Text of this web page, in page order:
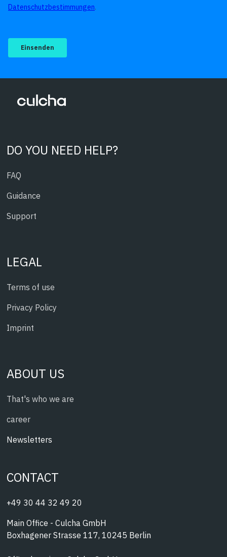
DO YOU NEED HELP?
FAQ
Guidance
Support
LEGAL
Terms of use
Privacy Policy
Imprint
ABOUT US
That's who we are
career
Newsletters
CONTACT
+49 30 44 32 49 20
Main Office - Culcha GmbH
Boxhagener Strasse 117, 10245 Berlin